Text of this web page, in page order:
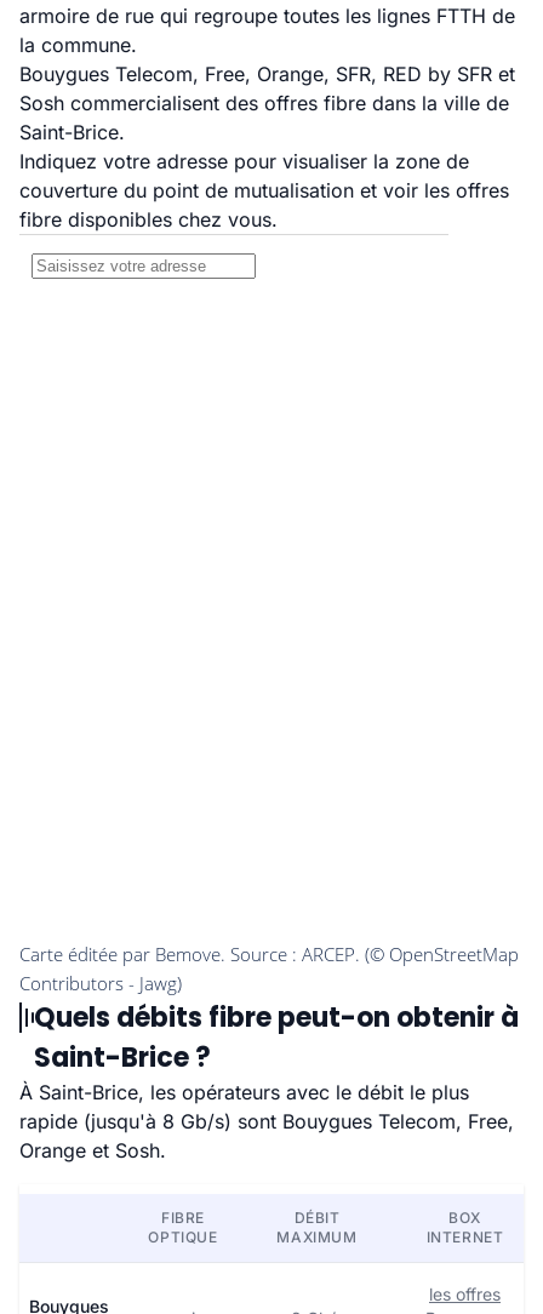
armoire de rue qui regroupe toutes les lignes FTTH de
la commune.
Bouygues Telecom, Free, Orange, SFR, RED by SFR et
Sosh commercialisent des offres fibre dans la ville de
Saint-Brice.
Indiquez votre adresse pour visualiser la zone de
couverture du point de mutualisation et voir les offres
fibre disponibles chez vous.
Quels débits fibre peut-on obtenir à
Saint-Brice ?
À Saint-Brice, les opérateurs avec le débit le plus
rapide (jusqu'à 8 Gb/s) sont Bouygues Telecom, Free,
Orange et Sosh.
FIBRE
OPTIQUE
DÉBIT
MAXIMUM
BOX
INTERNET
Bouygues
les offres